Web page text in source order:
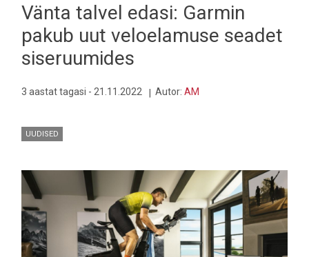
Vänta talvel edasi: Garmin
pakub uut veloelamuse seadet
siseruumides
3 aastat tagasi - 21.11.2022 Autor: AM
UUDISED
Pilt